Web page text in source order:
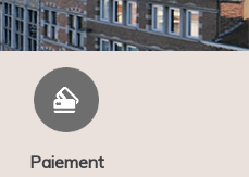
Paiement